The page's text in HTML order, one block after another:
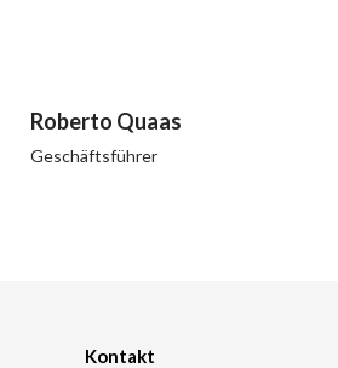
Roberto Quaas
Geschäftsführer
Kontakt